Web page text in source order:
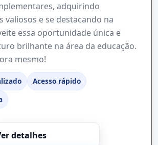
adquirindo
valiosos e se destacando na
essa oportunidade única e
brilhante na área da educação.
mesmo!
Acesso rápido
detalhes